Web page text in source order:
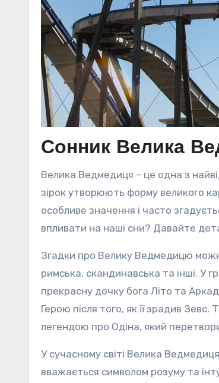
Сонник Велика
Велика Ведмедиця – це одна з
зірок утворюють форму великого
особливе значення і часто
впливати на наші сни? Давайте
Згадки про Велику Ведмедицю
римська, скандинавська та інші. У
прекрасну дочку бога Літо та
Герою після того, як її зрадив
легендою про Одіна, який
У сучасному світі Велика
вважається символом розуму та